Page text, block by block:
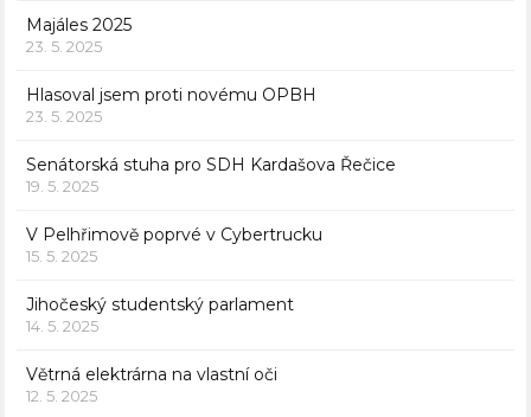
Majáles 2025
23. 5. 2025
Hlasoval jsem proti novému OPBH
23. 5. 2025
Senátorská stuha pro SDH Kardašova Řečice
19. 5. 2025
V Pelhřimově poprvé v Cybertrucku
15. 5. 2025
Jihočeský studentský parlament
14. 5. 2025
Větrná elektrárna na vlastní oči
12. 5. 2025